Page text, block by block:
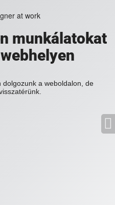
munkálatokat
a weboldalon, de